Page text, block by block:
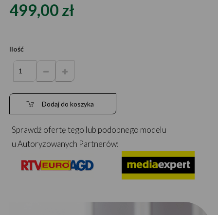
499,00 zł
Ilość
Dodaj do koszyka
Sprawdź ofertę tego lub podobnego modelu
u Autoryzowanych Partnerów: